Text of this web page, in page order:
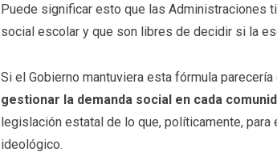
Puede significar esto que las Administraciones
social escolar y que son libres de decidir si la
Si el Gobierno mantuviera esta fórmula parecería
gestionar la demanda social en cada
legislación estatal de lo que, políticamente, para
ideológico.